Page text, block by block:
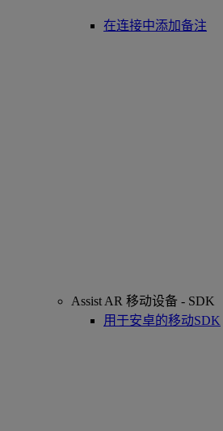
在连接中添加备注
Assist AR 移动设备 - SDK
用于安卓的移动SDK